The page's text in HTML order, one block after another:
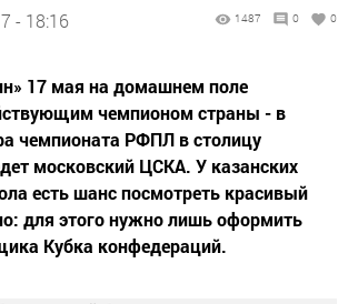
- 18:16 1487 0 0
17 мая на домашнем поле
чемпионом страны - в
чемпионата РФПЛ в столицу
московский ЦСКА. У казанских
есть шанс посмотреть красивый
для этого нужно лишь оформить
Кубка конфедераций.